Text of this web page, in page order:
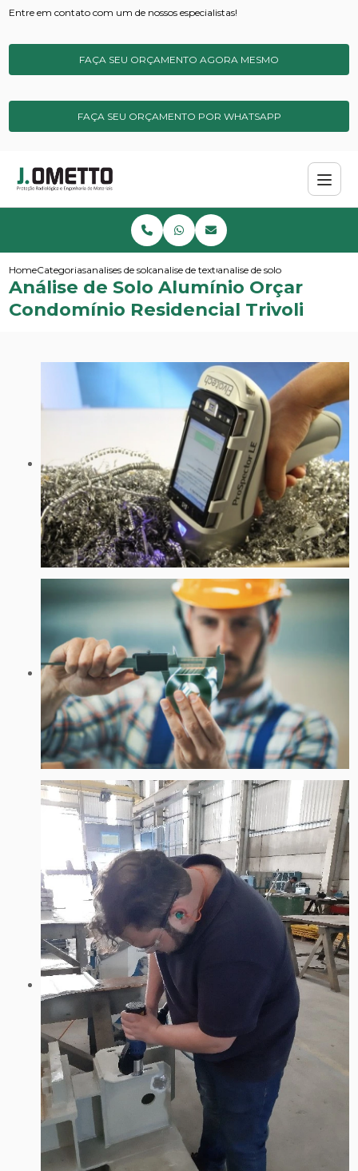
Entre em contato com um de nossos especialistas!
FAÇA SEU ORÇAMENTO AGORA MESMO
FAÇA SEU ORÇAMENTO POR WHATSAPP
HomeCategoriasanalises de solos e sedimentos
analise de textura do soloanalise de solo aluminio
Análise de Solo Alumínio Orçar
Condomínio Residencial Trivoli